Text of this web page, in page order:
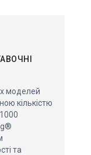
моделей
кількістю
та